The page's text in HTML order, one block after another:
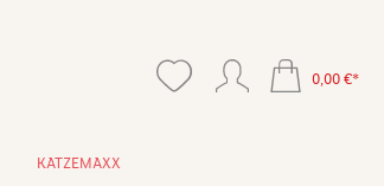
0,00 €*
KATZEMAXX